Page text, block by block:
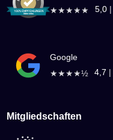
★★★★★
5,0|
Google
★★★★½
4,7 |
Mitgliedschaften